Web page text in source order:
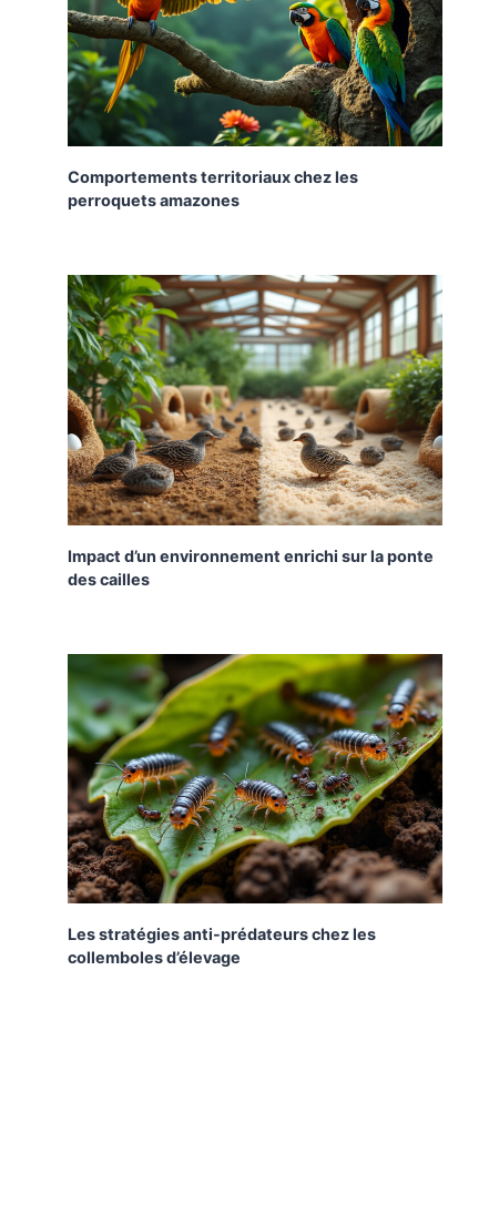
Comportements territoriaux chez les
perroquets amazones
Impact d’un environnement enrichi sur la ponte
des cailles
Les stratégies anti-prédateurs chez les
collemboles d’élevage